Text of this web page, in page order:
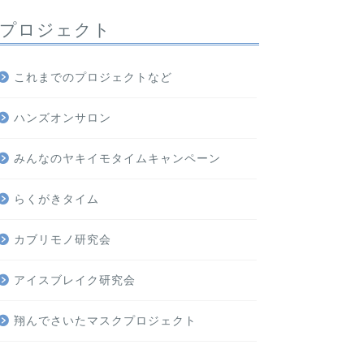
プロジェクト
これまでのプロジェクトなど
ハンズオンサロン
みんなのヤキイモタイムキャンペーン
らくがきタイム
カブリモノ研究会
アイスブレイク研究会
翔んでさいたマスクプロジェクト